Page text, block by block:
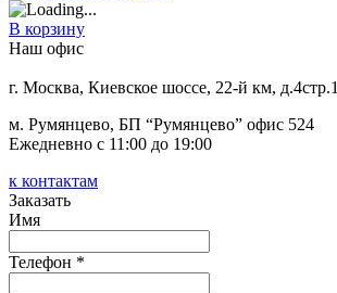
В корзину
Наш офис
г. Москва, Киевское шоссе, 22-й км, д.4стр.1
м. Румянцево, БП “Румянцево” офис 524
Ежедневно с 11:00 до 19:00
к контактам
Заказать
Имя
Телефон *